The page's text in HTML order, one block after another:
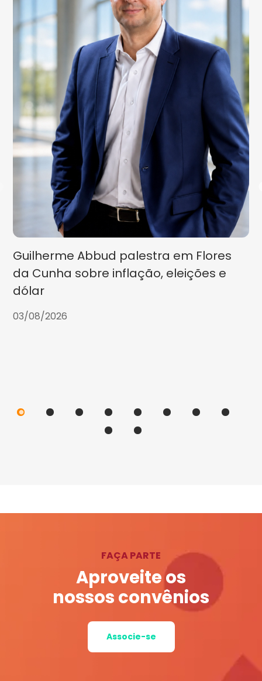
Guilherme Abbud palestra em Flores
da Cunha sobre inflação, eleições e
dólar
03/08/2026
FAÇA PARTE
Aproveite os
nossos convênios
Associe-se